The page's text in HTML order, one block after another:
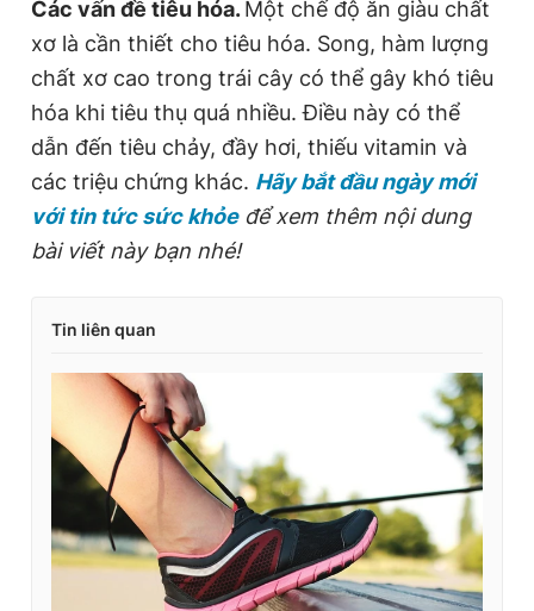
Các vấn đề tiêu hóa.Một chế độ ăn giàu chất
xơ là cần thiết cho tiêu hóa. Song, hàm lượng
chất xơ cao trong trái cây có thể gây khó tiêu
hóa khi tiêu thụ quá nhiều. Điều này có thể
dẫn đến tiêu chảy, đầy hơi, thiếu vitamin và
các triệu chứng khác. Hãy bắt đầu ngày mới
với tin tức sức khỏeđể xem thêm nội dung
bài viết này bạn nhé!
Tin liên quan